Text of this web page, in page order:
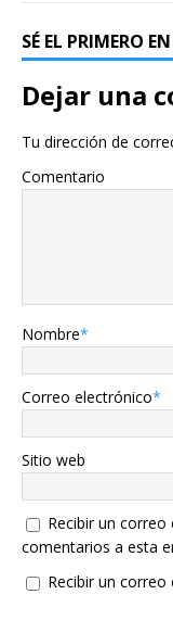
SÉ EL PRIMERO
Dejar una
Tu dirección de
Comentario
Nombre*
Correo electrónico*
Sitio web
Recibir un
comentarios a esta
Recibir un